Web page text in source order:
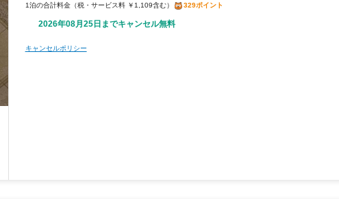
税・サービス料 ￥1,109含む 329ポイント
2026年08月25日までキャンセル無料
キャンセルポリシー